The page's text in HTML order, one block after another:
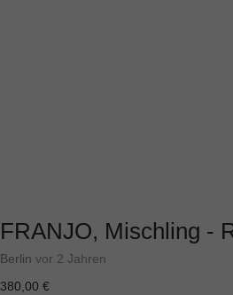
FRANJO, Mischling -
Berlin vor 2 Jahren
380,00 €